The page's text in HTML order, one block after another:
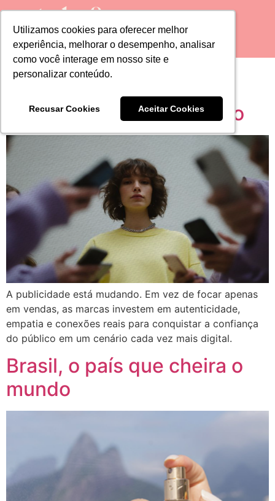
Utilizamos cookies para oferecer melhor
experiência, melhorar o desempenho, analisar
como você interage em nosso site e
personalizar conteúdo.
Recusar Cookies Aceitar Cookies
Utilizamos cookies para oferecer melhor
experiência, melhorar o desempenho, analisar
como você interage em nosso site e
personalizar conteúdo.
Recusar Cookies Aceitar Cookies
Tag:consumo
De Humano para Humano
A publicidade está mudando. Em vez de focar apenas
em vendas, as marcas investem em autenticidade,
empatia e conexões reais para conquistar a confiança
do público em um cenário cada vez mais digital.
Brasil, o país que cheira o
mundo